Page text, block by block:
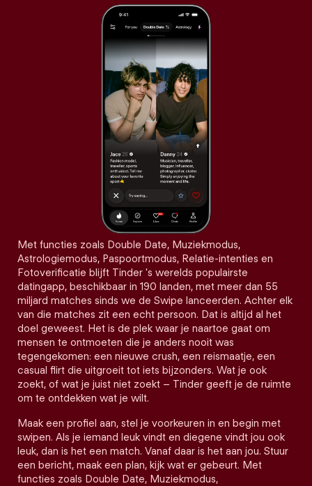
Met functies zoals Double Date, Muziekmodus,
Astrologiemodus, Paspoortmodus, Relatie-intenties en
Fotoverificatie blijft Tinder 's werelds populairste
datingapp, beschikbaar in 190 landen, met meer dan 55
miljard matches sinds we de Swipe lanceerden. Achter elk
van die matches zit een echt persoon. Dat is altijd al het
doel geweest. Het is de plek waar je naartoe gaat om
mensen te ontmoeten die je anders nooit was
tegengekomen: een nieuwe crush, een reismaatje, een
casual flirt die uitgroeit tot iets bijzonders. Wat je ook
zoekt, of wat je juist niet zoekt – Tinder geeft je de ruimte
om te ontdekken wat je wilt.
Maak een profiel aan, stel je voorkeuren in en begin met
swipen. Als je iemand leuk vindt en diegene vindt jou ook
leuk, dan is het een match. Vanaf daar is het aan jou. Stuur
een bericht, maak een plan, kijk wat er gebeurt. Met
functies zoals Double Date, Muziekmodus,